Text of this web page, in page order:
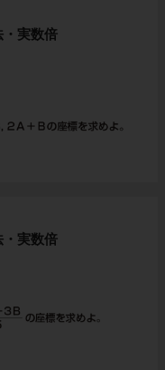
・実数倍
・実数倍